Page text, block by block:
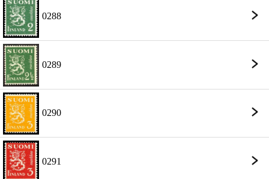
0288
0289
0290
0291